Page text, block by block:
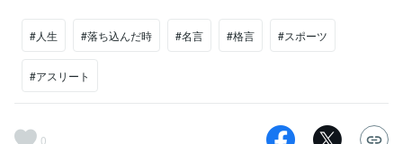
#人生 #落ち込んだ時 #名言 #格言 #スポーツ
#アスリート
0